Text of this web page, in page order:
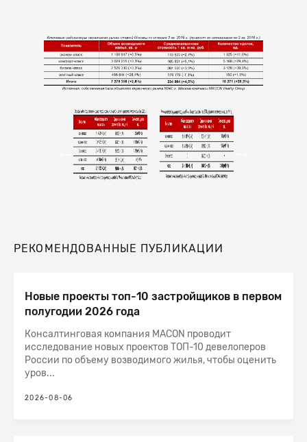
РЕКОМЕНДОВАННЫЕ ПУБЛИКАЦИИ
Новые проекты топ-10 застройщиков в первом
полугодии 2026 года
Консалтинговая компания MACON проводит
исследование новых проектов ТОП-10 девелоперов
России по объему возводимого жилья, чтобы оценить
уров...
2026-08-06